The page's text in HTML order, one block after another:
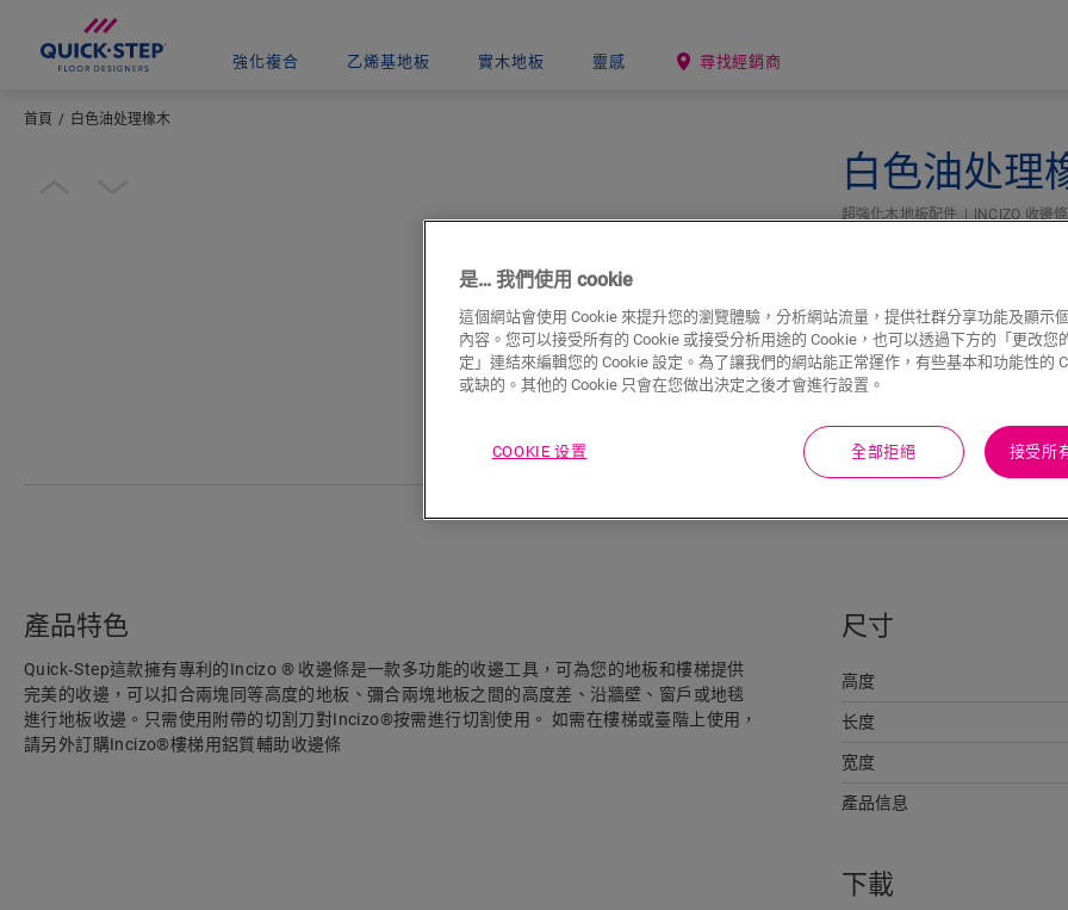
強化複合 乙烯基地板 實木地板 靈感 尋找經銷商
首頁 白色油处理橡木
白色油处理
超強化木地板配件 INCIZO 收邊條
下載
產品特色
Quick‑Step這款擁有專利的Incizo ® 收邊條是一款多功能的收邊工具，可為您的地板和樓梯提供
完美的收邊，可以扣合兩塊同等高度的地板、彌合兩塊地板之間的高度差、沿牆壁、窗戶或地毯
進行地板收邊。只需使用附帶的切割刀對Incizo®按需進行切割使用。 如需在樓梯或臺階上使用，
請另外訂購Incizo®樓梯用鋁質輔助收邊條
尺寸
高度
长度
宽度
產品信息
下載
是… 我們使用 cookie
這個網站會使用 Cookie 來提升您的瀏覽體驗，分析網站流量，提供社群分享功能及顯示
內容。您可以接受所有的 Cookie 或接受分析用途的 Cookie，也可以透過下方的「更改您
定」連結來編輯您的 Cookie 設定。為了讓我們的網站能正常運作，有些基本和功能性的
或缺的。其他的 Cookie 只會在您做出決定之後才會進行設置。
COOKIE 设置 全部拒絕 接受所